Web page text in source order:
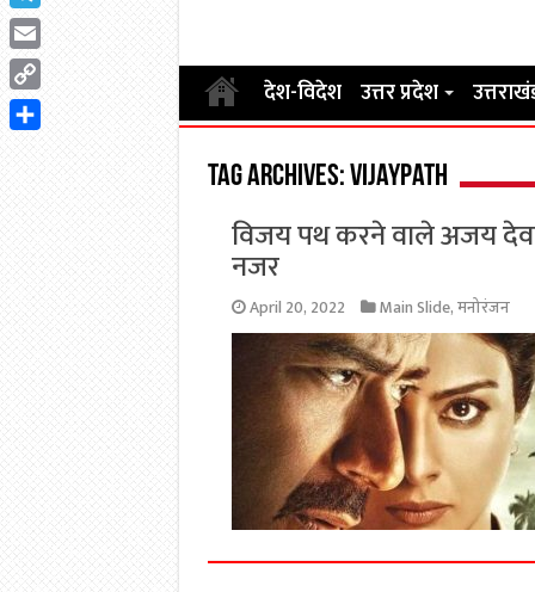
देश-विदेश उत्तर प्रदेश
Tag Archives:VijayPath
विजय पथ करने वाले अजय
नजर
April 20, 2022 Main Slide,मनोरंजन
Telegram
Email
Copy
Link